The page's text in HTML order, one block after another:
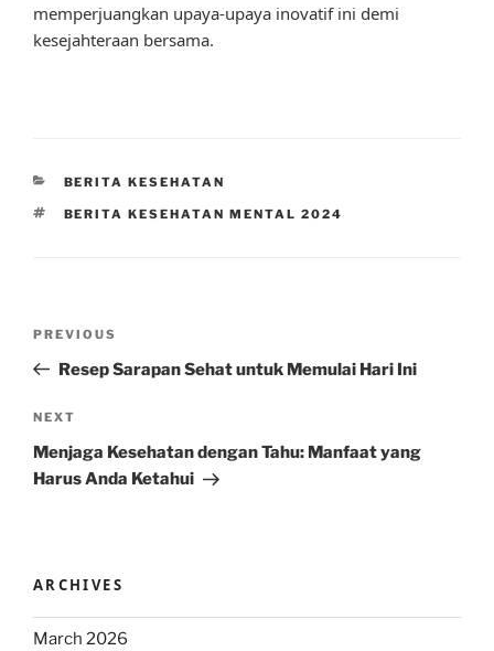
memperjuangkan upaya-upaya inovatif ini demi
kesejahteraan bersama.
CATEGORIES
BERITA KESEHATAN
TAGS
BERITA KESEHATAN MENTAL 2024
Previous
Post
PREVIOUS
Resep Sarapan Sehat untuk Memulai Hari Ini
Next
Post
NEXT
Menjaga Kesehatan dengan Tahu: Manfaat yang
Harus Anda Ketahui
ARCHIVES
March 2026